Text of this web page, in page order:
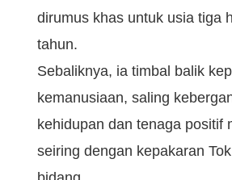
dirumus khas untuk usia tiga
tahun.
Sebaliknya, ia timbal balik
kemanusiaan, saling
kehidupan dan tenaga positif
seiring dengan kepakaran